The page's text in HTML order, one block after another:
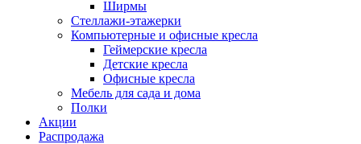
Ширмы
Стеллажи-этажерки
Компьютерные и офисные кресла
Геймерские кресла
Детские кресла
Офисные кресла
Мебель для сада и дома
Полки
Акции
Распродажа